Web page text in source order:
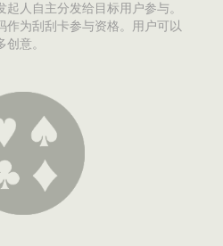
人自主分发给目标用户参与。
作为刮刮卡参与资格。用户可以
意。